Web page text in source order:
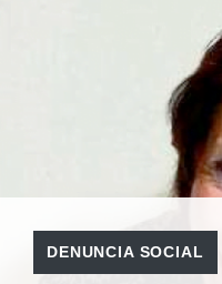
DENUNCIA SOCIAL